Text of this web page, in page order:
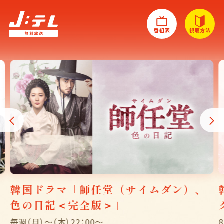
番組表 視聴方法
韓国ドラマ「師任堂（サイムダン）、
色の日記＜完全版＞」